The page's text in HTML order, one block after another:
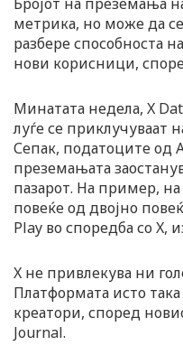
метрика, но може да
разбере способноста
нови корисници,
Минатата недела, X
луѓе се приклучуваат
Сепак, податоците од
преземањата
пазарот. На пример,
повеќе од двојно
Play во споредба со X,
X не привлекува ни
Платформата исто
креатори, според
Journal.